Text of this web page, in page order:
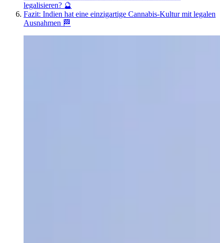
legalisieren? 🔮
Fazit: Indien hat eine einzigartige Cannabis-Kultur mit legalen
Ausnahmen 🏁